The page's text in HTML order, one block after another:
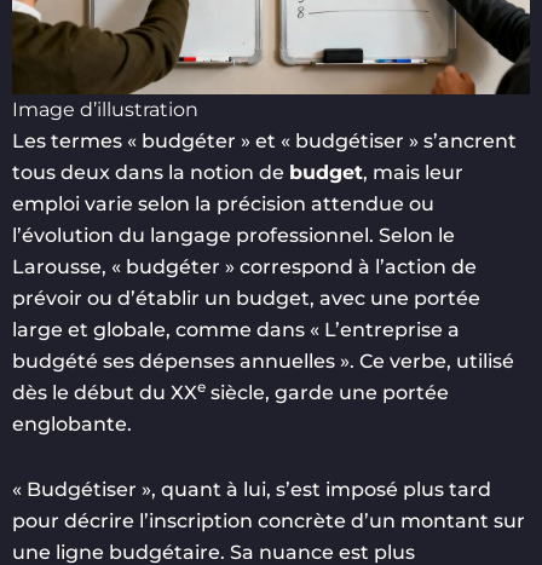
Image d’illustration
Les termes « budgéter » et « budgétiser » s’ancrent
tous deux dans la notion de budget, mais leur
emploi varie selon la précision attendue ou
l’évolution du langage professionnel. Selon le
Larousse, « budgéter » correspond à l’action de
prévoir ou d’établir un budget, avec une portée
large et globale, comme dans « L’entreprise a
budgété ses dépenses annuelles ». Ce verbe, utilisé
dès le début du XXe siècle, garde une portée
englobante.
« Budgétiser », quant à lui, s’est imposé plus tard
pour décrire l’inscription concrète d’un montant sur
une ligne budgétaire. Sa nuance est plus